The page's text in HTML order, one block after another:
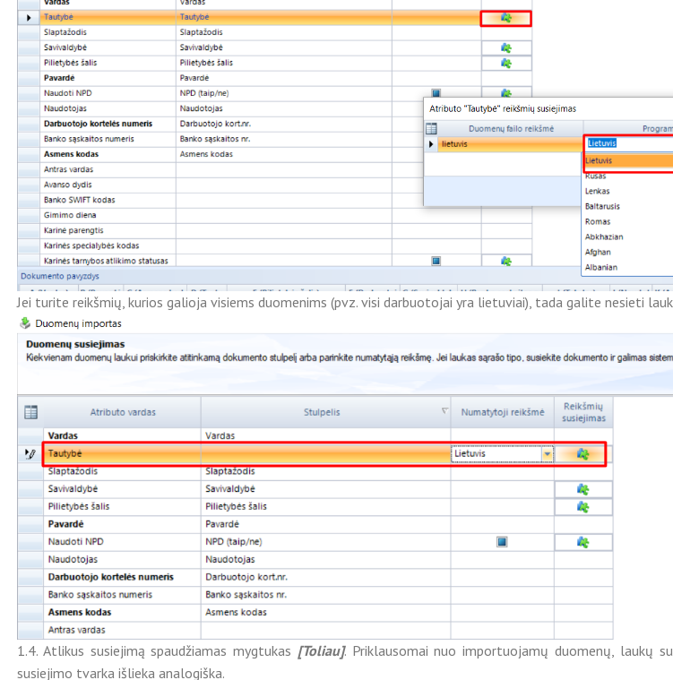
Jei turite reikšmių, kurios galioja visiems duomenims (pvz. visi darbuotojai yra lietuviai), tada galite nesieti
1.4. Atlikus susiejimą spaudžiamas mygtukas [Toliau]. Priklausomai nuo importuojamų duomenų, laukų
susiejimo tvarka išlieka analogiška.